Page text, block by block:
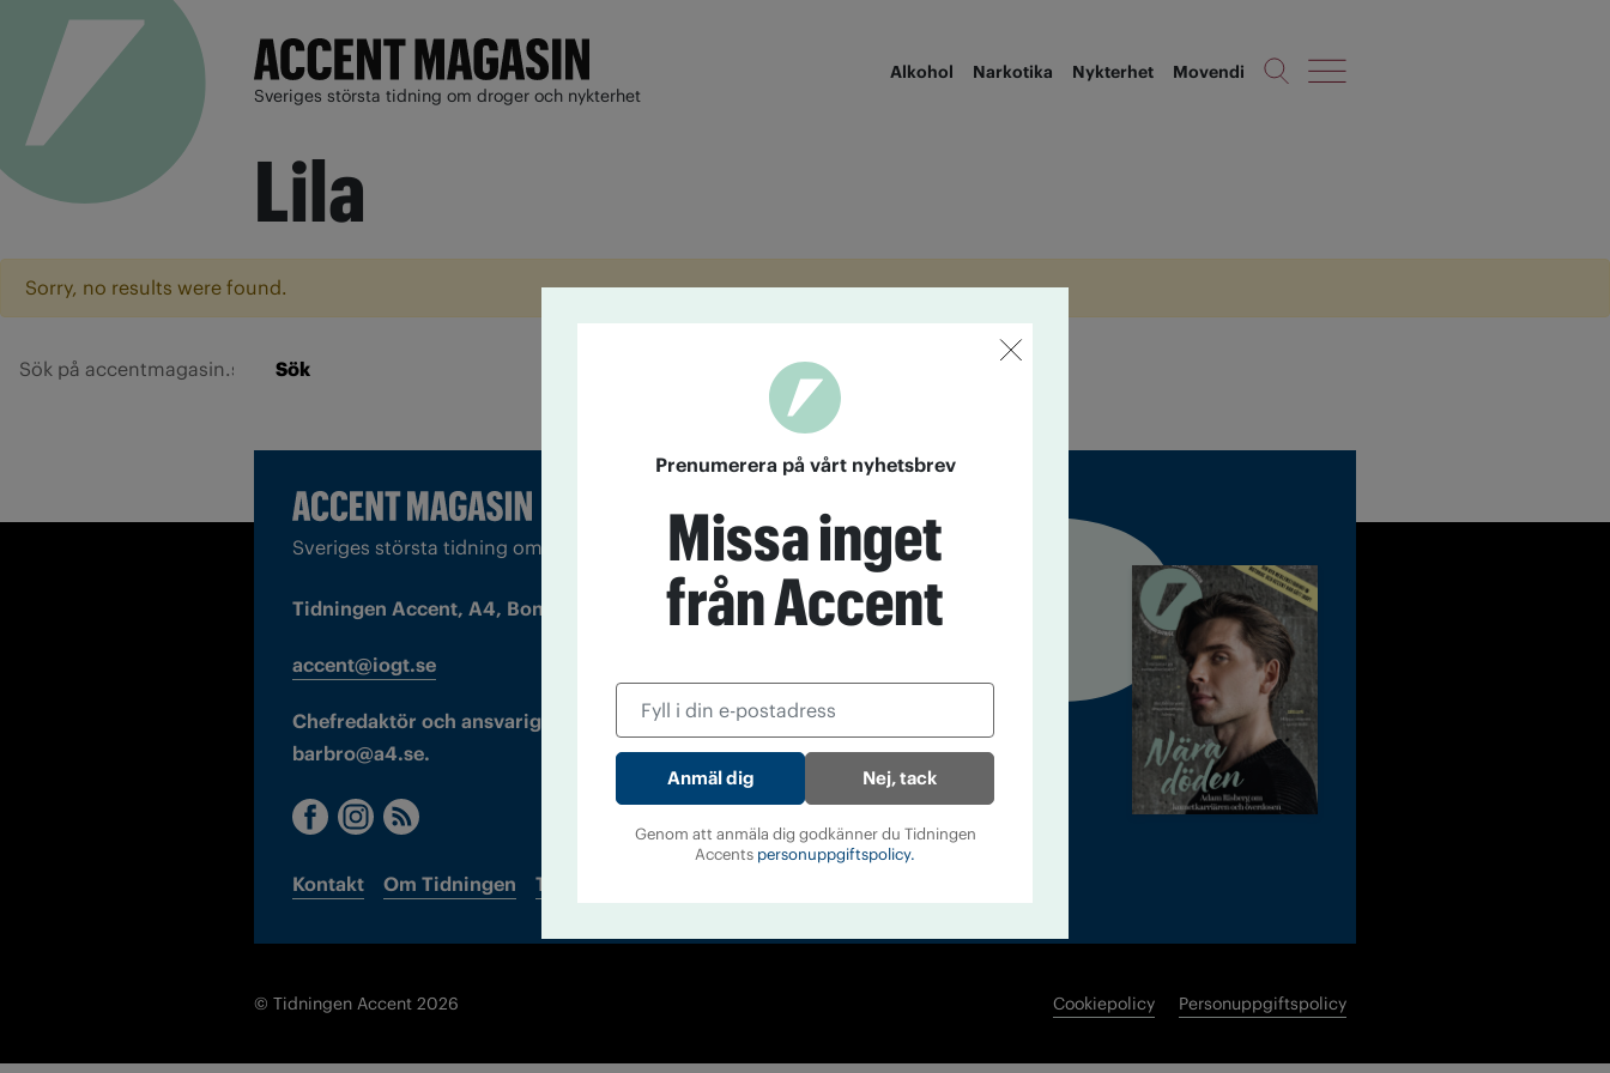
Sveriges största tidning om droger och nykterhet
Alkohol Narkotika Nykterhet Movendi
Lila
Sorry, no results were found.
Sök
Sveriges största tidning om droger och nykterhet
Tidningen Accent, A4, Bondegatan 21, 116 33 Stockholm
accent@iogt.se
Chefredaktör och ansvarig utgivare: Barbro Janson Lundkvist,
barbro@a4.se.
Kontakt Om Tidningen Tidningsarkiv
© Tidningen Accent 2026 Cookiepolicy Personuppgiftspolicy
Prenumerera på vårt nyhetsbrev
Missa inget
från Accent
Nej, tack
Genom att anmäla dig godkänner du Tidningen
Accents personuppgiftspolicy.